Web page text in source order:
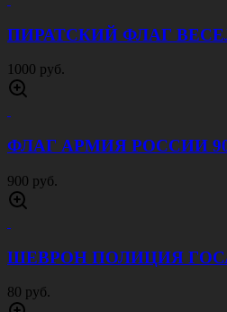
ПИРАТСКИЙ ФЛАГ
1000 руб.
ФЛАГ АРМИЯ РОССИИ
900 руб.
ШЕВРОН ПОЛИЦИЯ
80 руб.